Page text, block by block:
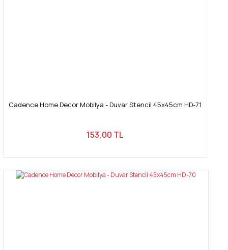
Cadence Home Decor Mobilya - Duvar Stencil 45x45cm HD-71
153,00 TL